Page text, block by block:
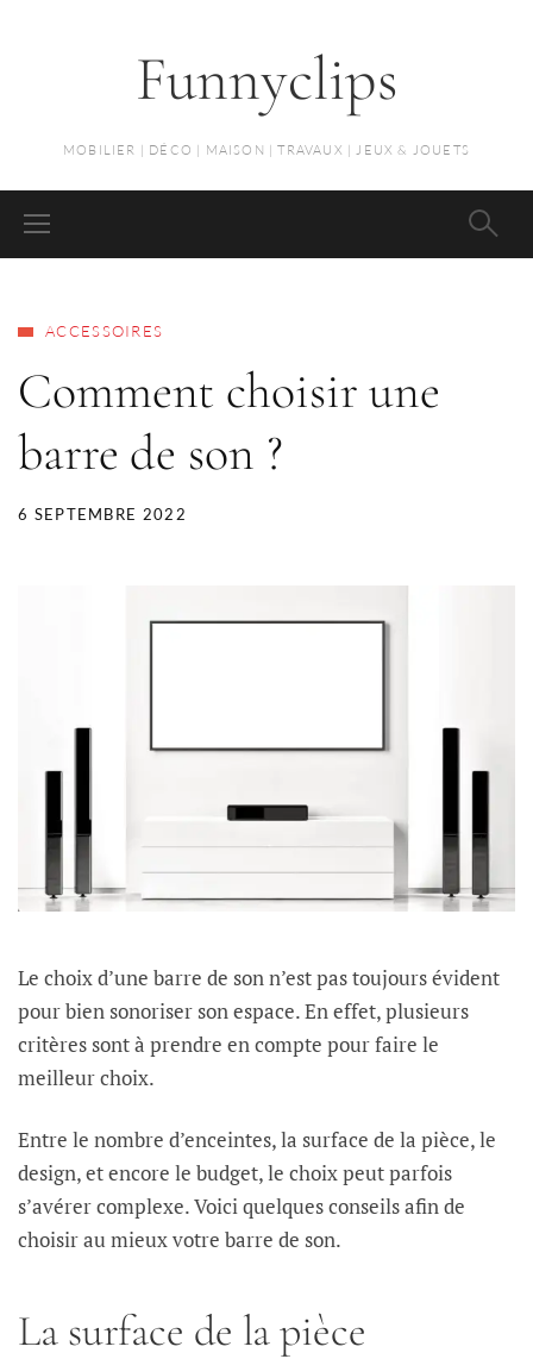
Funnyclips
MOBILIER | DÉCO | MAISON | TRAVAUX | JEUX & JOUETS
ACCESSOIRES
Comment choisir une
barre de son ?
6 SEPTEMBRE 2022
Le choix d’une barre de son n’est pas toujours évident
pour bien sonoriser son espace. En effet, plusieurs
critères sont à prendre en compte pour faire le
meilleur choix.
Entre le nombre d’enceintes, la surface de la pièce, le
design, et encore le budget, le choix peut parfois
s’avérer complexe. Voici quelques conseils afin de
choisir au mieux votre barre de son.
La surface de la pièce